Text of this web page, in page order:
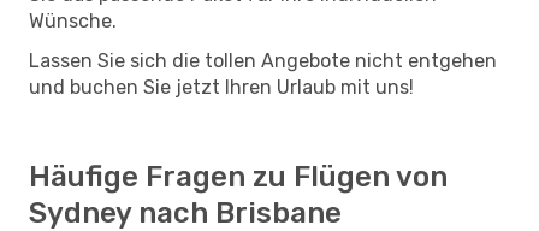
Wünsche.
Lassen Sie sich die tollen Angebote nicht entgehen
und buchen Sie jetzt Ihren Urlaub mit uns!
Häufige Fragen zu Flügen von
Sydney nach Brisbane